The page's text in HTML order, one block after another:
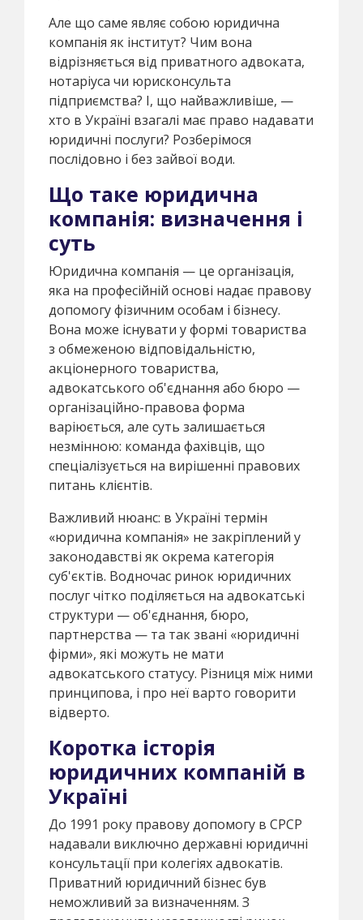
Але що саме являє собою юридична
компанія як інститут? Чим вона
відрізняється від приватного адвоката,
нотаріуса чи юрисконсульта
підприємства? І, що найважливіше, —
хто в Україні взагалі має право надавати
юридичні послуги? Розберімося
послідовно і без зайвої води.
Що таке юридична
компанія: визначення і
суть
Юридична компанія — це організація,
яка на професійній основі надає правову
допомогу фізичним особам і бізнесу.
Вона може існувати у формі товариства
з обмеженою відповідальністю,
акціонерного товариства,
адвокатського об'єднання або бюро —
організаційно-правова форма
варіюється, але суть залишається
незмінною: команда фахівців, що
спеціалізується на вирішенні правових
питань клієнтів.
Важливий нюанс: в Україні термін
«юридична компанія» не закріплений у
законодавстві як окрема категорія
суб'єктів. Водночас ринок юридичних
послуг чітко поділяється на адвокатські
структури — об'єднання, бюро,
партнерства — та так звані «юридичні
фірми», які можуть не мати
адвокатського статусу. Різниця між ними
принципова, і про неї варто говорити
відверто.
Коротка історія
юридичних компаній в
Україні
До 1991 року правову допомогу в СРСР
надавали виключно державні юридичні
консультації при колегіях адвокатів.
Приватний юридичний бізнес був
неможливий за визначенням. З